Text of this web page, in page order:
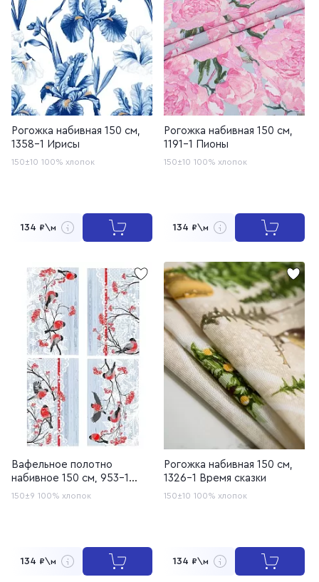
Рогожка набивная 150 см,
1358-1 Ирисы
150±10 100% хлопок
134 ₽\м
Рогожка набивная 150 см,
1191-1 Пионы
150±10 100% хлопок
134 ₽\м
Вафельное полотно
набивное 150 см, 953-1
Снегири
150±9 100% хлопок
134 ₽\м
Рогожка набивная 150 см,
1326-1 Время сказки
150±10 100% хлопок
134 ₽\м